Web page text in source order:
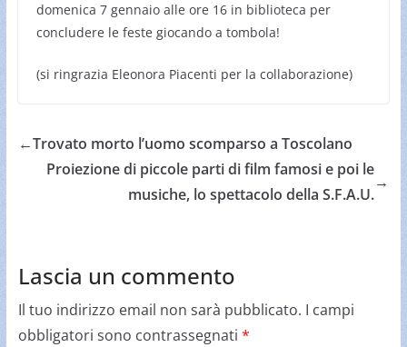
domenica 7 gennaio alle ore 16 in biblioteca per
concludere le feste giocando a tombola!
(si ringrazia Eleonora Piacenti per la collaborazione)
←Trovato morto l’uomo scomparso a Toscolano
Proiezione di piccole parti di film famosi e poi le
musiche, lo spettacolo della S.F.A.U.
→
Lascia un commento
Il tuo indirizzo email non sarà pubblicato. I campi
obbligatori sono contrassegnati *